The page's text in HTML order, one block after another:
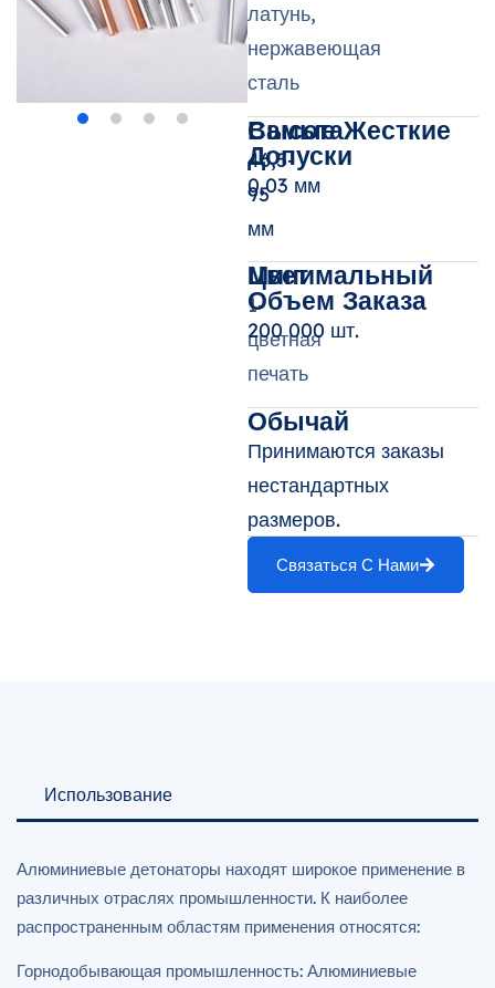
латунь,
нержавеющая
сталь
Высота
46,5-
95
мм
Самые Жесткие
Допуски
0,03 мм
Цвет
1-
цветная
печать
Минимальный
Объем Заказа
200 000 шт.
Обычай
Принимаются заказы
нестандартных
размеров.
Связаться С Нами
Использование
Алюминиевые детонаторы находят широкое применение в
различных отраслях промышленности. К наиболее
распространенным областям применения относятся:
Горнодобывающая промышленность: Алюминиевые